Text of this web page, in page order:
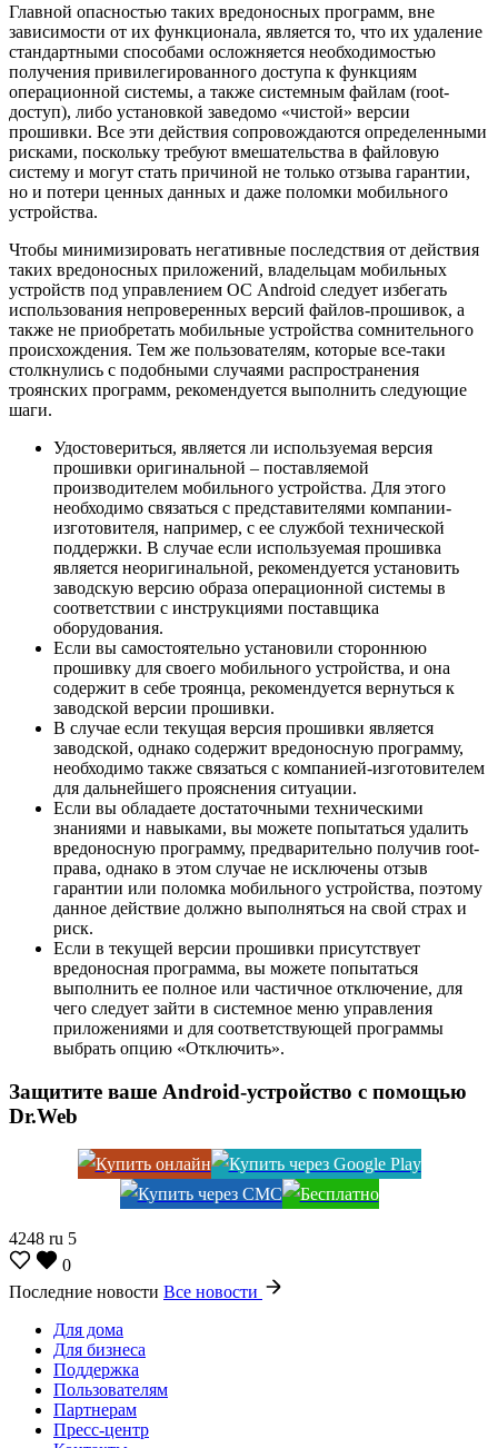
Главной опасностью таких вредоносных программ, вне
зависимости от их функционала, является то, что их удаление
стандартными способами осложняется необходимостью
получения привилегированного доступа к функциям
операционной системы, а также системным файлам (root-
доступ), либо установкой заведомо «чистой» версии
прошивки. Все эти действия сопровождаются определенными
рисками, поскольку требуют вмешательства в файловую
систему и могут стать причиной не только отзыва гарантии,
но и потери ценных данных и даже поломки мобильного
устройства.
Чтобы минимизировать негативные последствия от действия
таких вредоносных приложений, владельцам мобильных
устройств под управлением ОС Android следует избегать
использования непроверенных версий файлов-прошивок, а
также не приобретать мобильные устройства сомнительного
происхождения. Тем же пользователям, которые все-таки
столкнулись с подобными случаями распространения
троянских программ, рекомендуется выполнить следующие
шаги.
Удостовериться, является ли используемая версия
прошивки оригинальной – поставляемой
производителем мобильного устройства. Для этого
необходимо связаться с представителями компании-
изготовителя, например, с ее службой технической
поддержки. В случае если используемая прошивка
является неоригинальной, рекомендуется установить
заводскую версию образа операционной системы в
соответствии с инструкциями поставщика
оборудования.
Если вы самостоятельно установили стороннюю
прошивку для своего мобильного устройства, и она
содержит в себе троянца, рекомендуется вернуться к
заводской версии прошивки.
В случае если текущая версия прошивки является
заводской, однако содержит вредоносную программу,
необходимо также связаться с компанией-изготовителем
для дальнейшего прояснения ситуации.
Если вы обладаете достаточными техническими
знаниями и навыками, вы можете попытаться удалить
вредоносную программу, предварительно получив root-
права, однако в этом случае не исключены отзыв
гарантии или поломка мобильного устройства, поэтому
данное действие должно выполняться на свой страх и
риск.
Если в текущей версии прошивки присутствует
вредоносная программа, вы можете попытаться
выполнить ее полное или частичное отключение, для
чего следует зайти в системное меню управления
приложениями и для соответствующей программы
выбрать опцию «Отключить».
Защитите ваше Android-устройство с помощью
Dr.Web
4248 ru 5
0
Последние новости Все новости
Для дома
Для бизнеса
Поддержка
Пользователям
Партнерам
Пресс-центр